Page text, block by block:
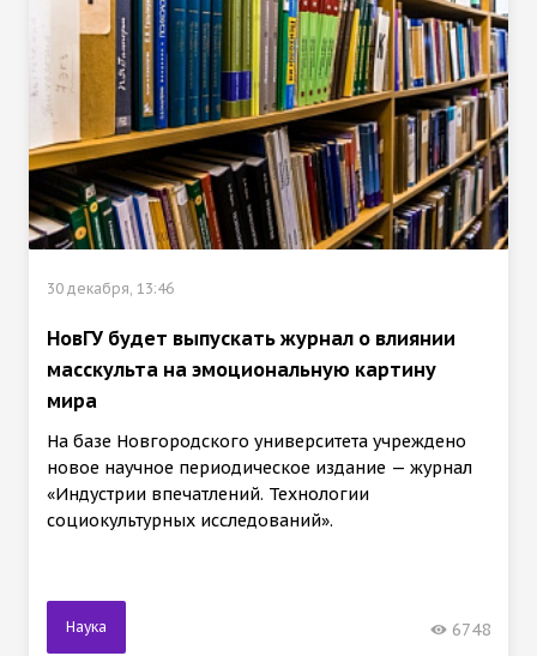
30 декабря, 13:46
НовГУ будет выпускать журнал о влиянии
масскульта на эмоциональную картину
мира
На базе Новгородского университета учреждено
новое научное периодическое издание — журнал
«Индустрии впечатлений. Технологии
социокультурных исследований».
Наука 6748